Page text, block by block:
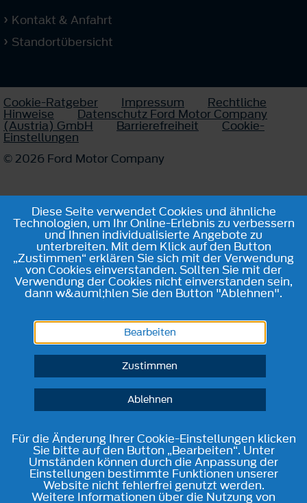
Kontakt & Anfahrt
Standortübersicht
Cookie-Ratgeber Impressum Rechtliche
Hinweise Datenschutz Ford Motor Company
(Austria) GmbH Barrierefreiheit Cookie-
Einstellungen
© 2026 Ford Motor Company
Diese Seite verwendet Cookies und ähnliche
Technologien, um Ihr Online-Erlebnis zu verbessern
und Ihnen individualisierte Angebote zu
unterbreiten. Mit dem Klick auf den Button
„Zustimmen“ erklären Sie sich mit der Verwendung
von Cookies einverstanden. Sollten Sie mit der
Verwendung der Cookies nicht einverstanden sein,
dann w&auml;hlen Sie den Button "Ablehnen".
Bearbeiten
Zustimmen
Ablehnen
Für die Änderung Ihrer Cookie-Einstellungen klicken
Sie bitte auf den Button „Bearbeiten“. Unter
Umständen können durch die Anpassung der
Einstellungen bestimmte Funktionen unserer
Website nicht fehlerfrei genutzt werden.
Weitere Informationen über die Nutzung von